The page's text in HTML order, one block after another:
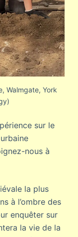
Walmgate, York
sur le
nous à
la plus
à l’ombre des
enquêter sur
la vie de la